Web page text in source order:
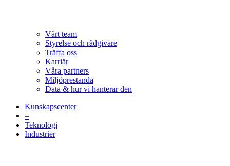
Vårt team
Styrelse och rådgivare
Träffa oss
Karriär
Våra partners
Miljöprestanda
Data & hur vi hanterar den
Kunskapscenter
–
Teknologi
Industrier